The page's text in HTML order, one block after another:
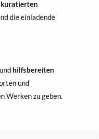
die einladende
hilfsbereiten
und
Werken zu geben.